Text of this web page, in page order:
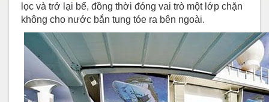
lọc và trở lại bể, đồng thời đóng vai trò một lớp chặn
không cho nước bắn tung tóe ra bên ngoài.